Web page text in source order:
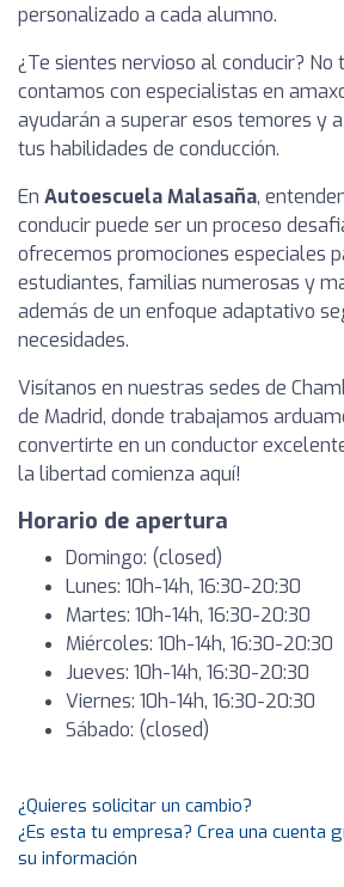
personalizado a cada alumno.
¿Te sientes nervioso al conducir? No
contamos con especialistas en
ayudarán a superar esos temores y
tus habilidades de conducción.
En Autoescuela Malasaña,
conducir puede ser un proceso
ofrecemos promociones especiales
estudiantes, familias numerosas y
además de un enfoque adaptativo
necesidades.
Visítanos en nuestras sedes de
de Madrid, donde trabajamos
convertirte en un conductor
la libertad comienza aquí!
Horario de apertura
Domingo: (closed)
Lunes: 10h-14h, 16:30-20:30
Martes: 10h-14h, 16:30-20:30
Miércoles: 10h-14h, 16:30-20:30
Jueves: 10h-14h, 16:30-20:30
Viernes: 10h-14h, 16:30-20:30
Sábado: (closed)
¿Quieres solicitar un cambio?
¿Es esta tu empresa? Crea una cuenta
su información